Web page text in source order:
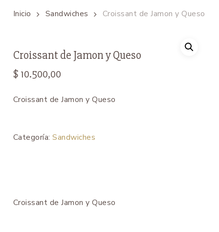
Inicio Sandwiches Croissant de Jamon y Queso
Croissant de Jamon y Queso
$ 10.500,00
Croissant de Jamon y Queso
Categoría:Sandwiches
Croissant de Jamon y Queso